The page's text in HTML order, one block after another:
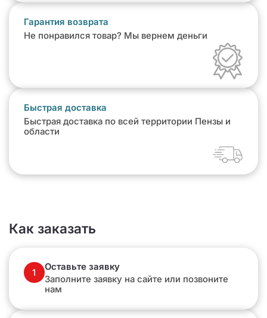
Гарантия возврата
Не понравился товар? Мы вернем деньги
Быстрая доставка
Быстрая доставка по всей территории Пензы и
области
Как заказать
1
Оставьте заявку
Заполните заявку на сайте или позвоните
нам